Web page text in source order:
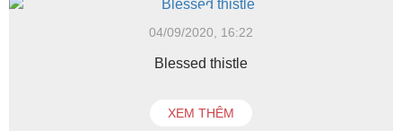
04/09/2020, 16:22
Blessed thistle
XEM THÊM